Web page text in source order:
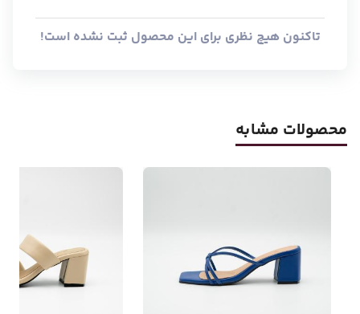
تاکنون هیچ نظری برای این محصول ثبت نشده است!
محصولات مشابه